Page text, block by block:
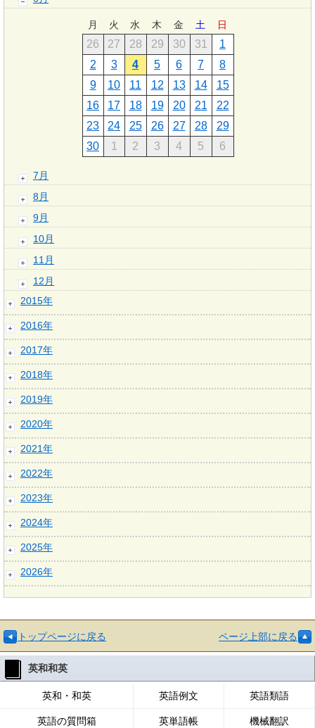
月 火 水 木 金 土 日
26 27 28 29 30 31
1
2
3 4 5 6 7
8
9
10 11 12 13 14
15
16
17 18 19 20 21
22
23
24 25 26 27 28
29
30
1 2 3 4 5 6
7月
8月
9月
10月
11月
12月
2015年
2016年
2017年
2018年
2019年
2020年
2021年
2022年
2023年
2024年
2025年
2026年
トップページに戻る ページ上部に戻る
英和和英
英和・和英 英語例文 英語類語
英語の質問箱 英単語帳 機械翻訳